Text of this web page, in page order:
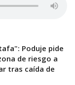
Poduje pide
de riesgo a
tras caída de